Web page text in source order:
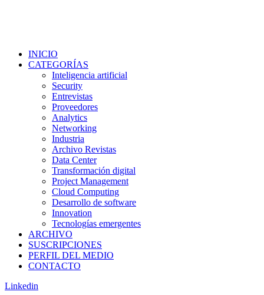
INICIO
CATEGORÍAS
Inteligencia artificial
Security
Entrevistas
Proveedores
Analytics
Networking
Industria
Archivo Revistas
Data Center
Transformación digital
Project Management
Cloud Computing
Desarrollo de software
Innovation
Tecnologías emergentes
ARCHIVO
SUSCRIPCIONES
PERFIL DEL MEDIO
CONTACTO
Linkedin